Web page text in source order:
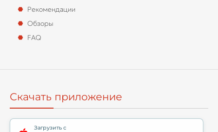
Рекомендации
Обзоры
FAQ
Скачать приложение
Загрузить с